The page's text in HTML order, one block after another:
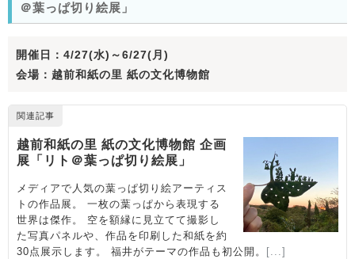
＠葉っぱ切り絵展」
開催日： 4/27(水)～6/27(月)
会場：越前和紙の里 紙の文化博物館